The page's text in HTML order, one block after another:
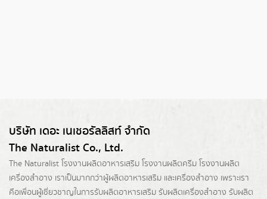
บริษัท เดอะ เนเชอรัลลิสท์ จำกัด
The Naturalist Co., Ltd.
The Naturalist โรงงานผลิตอาหารเสริม โรงงานผลิตครีม โรงงานผลิต
เครื่องสำอาง เราเป็นมากกว่าผู้ผลิตอาหารเสริม และเครื่องสำอาง เพราะเรา
คือเพื่อนผู้เชี่ยวชาญในการรับผลิตอาหารเสริม รับผลิตเครื่องสำอาง รับผลิต